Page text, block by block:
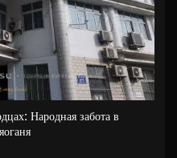
Народная забота в